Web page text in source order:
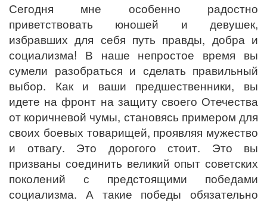
Сегодня мне особенно радостно
приветствовать юношей и девушек,
избравших для себя путь правды, добра и
социализма! В наше непростое время вы
сумели разобраться и сделать правильный
выбор. Как и ваши предшественники, вы
идете на фронт на защиту своего Отечества
от коричневой чумы, становясь примером для
своих боевых товарищей, проявляя мужество
и отвагу. Это дорогого стоит. Это вы
призваны соединить великий опыт советских
поколений с предстоящими победами
социализма. А такие победы обязательно